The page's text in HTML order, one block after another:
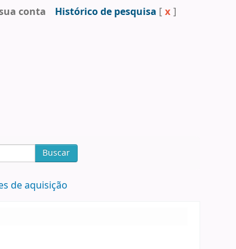
conta Histórico de pesquisa [ x ]
Buscar
de aquisição